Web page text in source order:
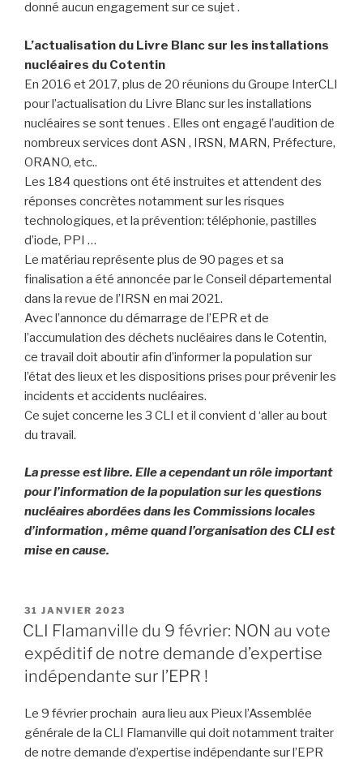
donné aucun engagement sur ce sujet .
L’actualisation du Livre Blanc sur les installations
nucléaires du Cotentin
En 2016 et 2017, plus de 20 réunions du Groupe InterCLI
pour l’actualisation du Livre Blanc sur les installations
nucléaires se sont tenues . Elles ont engagé l’audition de
nombreux services dont ASN , IRSN, MARN, Préfecture,
ORANO, etc..
Les 184 questions ont été instruites et attendent des
réponses concrètes notamment sur les risques
technologiques, et la prévention: téléphonie, pastilles
d’iode, PPI …
Le matériau représente plus de 90 pages et sa
finalisation a été annoncée par le Conseil départemental
dans la revue de l’IRSN en mai 2021.
Avec l’annonce du démarrage de l’EPR et de
l’accumulation des déchets nucléaires dans le Cotentin,
ce travail doit aboutir afin d’informer la population sur
l’état des lieux et les dispositions prises pour prévenir les
incidents et accidents nucléaires.
Ce sujet concerne les 3 CLI et il convient d ‘aller au bout
du travail.
La presse est libre. Elle a cependant un rôle important
pour l’information de la population sur les questions
nucléaires abordées dans les Commissions locales
d’information , même quand l’organisation des CLI est
mise en cause.
PUBLIÉ
LE
31 JANVIER 2023
CLI Flamanville du 9 février: NON au vote
expéditif de notre demande d’expertise
indépendante sur l’EPR !
Le 9 février prochain aura lieu aux Pieux l’Assemblée
générale de la CLI Flamanville qui doit notamment traiter
de notre demande d’expertise indépendante sur l’EPR